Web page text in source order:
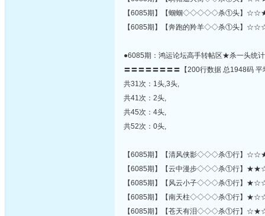
【6085期】【蝈蝈◇◇◇◇◇杀①
【6085期】【奔跑的羚羊◇◇杀
●6085期：鸿运论坛高手转帖区★杀一头统
〓〓〓〓〓〓〓〓【200行数据 总1948码
共31次：1头,3头,
共41次：2头,
共45次：4头,
共52次：0头,
【6085期】【清风侠影◇◇◇杀
【6085期】【云中漫步◇◇◇杀
【6085期】【风云小子◇◇◇杀
【6085期】【南天柱◇◇◇◇杀
【6085期】【苍天有泪◇◇◇杀